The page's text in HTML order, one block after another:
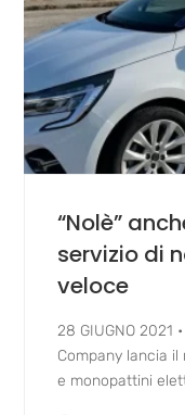
“Nolè”
servizio di
veloce
28 GIUGNO 2021
Company lancia
e monopattini